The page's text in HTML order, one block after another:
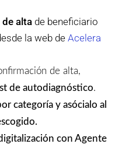
alta de beneficiario
la web de Acelera
de alta,
de autodiagnóstico.
categoría y asócialo al
con Agente